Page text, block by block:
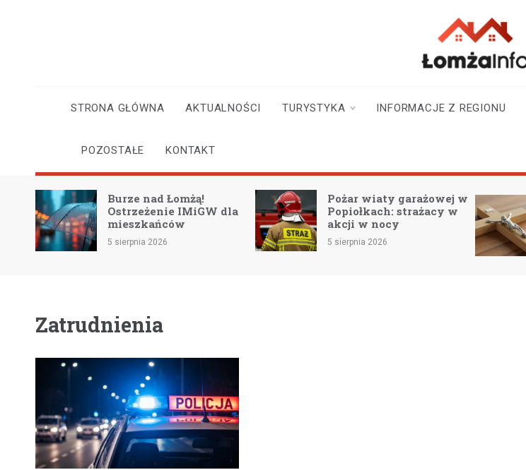
i okolicy
STRONA GŁÓWNA AKTUALNOŚCI TURYSTYKA INFORMACJE Z REGIONU
POZOSTAŁE KONTAKT
Burze nad Łomżą!
Ostrzeżenie IMiGW dla
mieszkańców
5 sierpnia 2026
Pożar wiaty garażowej w
Popiołkach: strażacy w
akcji w nocy
5 sierpnia 2026
Zatrudnienia